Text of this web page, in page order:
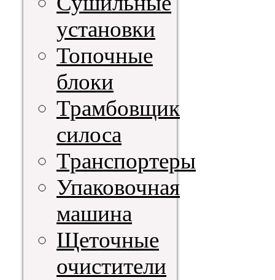
установки
Топочные
блоки
Трамбовщик
силоса
Транспортеры
Упаковочная
машина
Щеточные
очистители